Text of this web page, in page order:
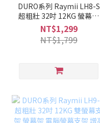
DURO系列 Raymii LH8-S
超粗壯 32吋 12KG 螢幕支
架 螢幕架 電腦螢幕支架 增
高架
NT$1,299
NT$1,799